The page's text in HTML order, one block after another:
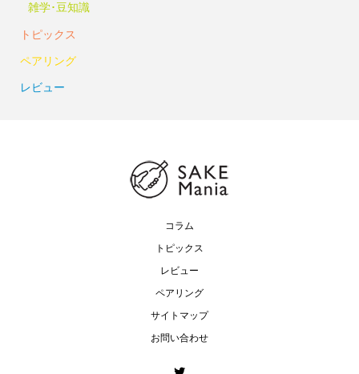
雑学･豆知識
トピックス
ペアリング
レビュー
コラム
トピックス
レビュー
ペアリング
サイトマップ
お問い合わせ